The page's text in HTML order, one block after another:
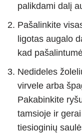
palikdami dalį
Pašalinkite
ligotas augalo
kad
Nedideles
virvele arba
Pakabinkite
tamsioje ir
tiesioginių